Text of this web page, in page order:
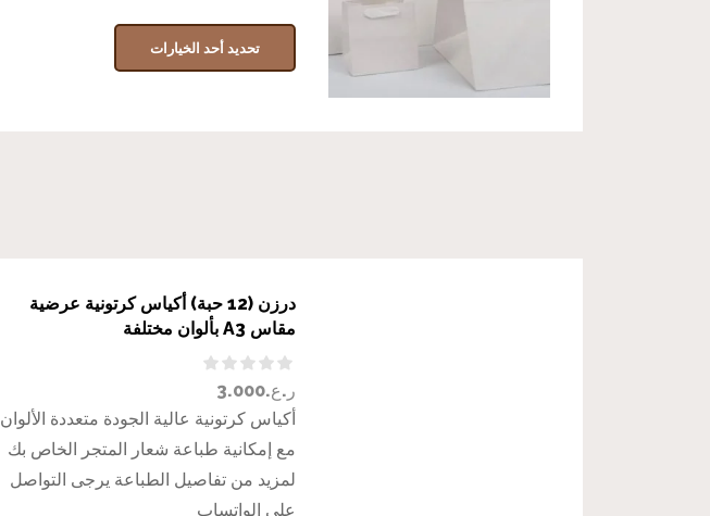
تحديد أحد الخيارات
درزن (12 حبة) أكياس كرتونية عرضية
مقاس A3 بألوان مختلفة
ر.ع.3.000
أكياس كرتونية عالية الجودة متعددة الألوان
مع إمكانية طباعة شعار المتجر الخاص بك
لمزيد من تفاصيل الطباعة يرجى التواصل
على الواتساب